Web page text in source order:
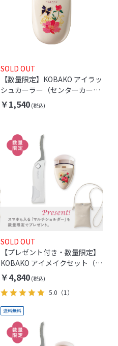
SOLD OUT
【数量限定】KOBAKO アイラッ
シュカーラー（センターカー
ル・アイボリー・チョウチョ）
￥1,540
SOLD OUT
【プレゼント付き・数量限定】
KOBAKO アイメイクセット（レ
ギュラー・アイボリー・フラワ
ー）
￥4,840
5.0 （1）